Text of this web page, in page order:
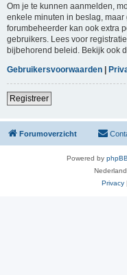
Om je te kunnen aanmelden,
enkele minuten in beslag,
forumbeheerder kan ook extra
gebruikers. Lees voor
bijbehorend beleid. Bekijk ook
Gebruikersvoorwaarden |
Registreer
Forumoverzicht
Powered by phpBB
Privacy